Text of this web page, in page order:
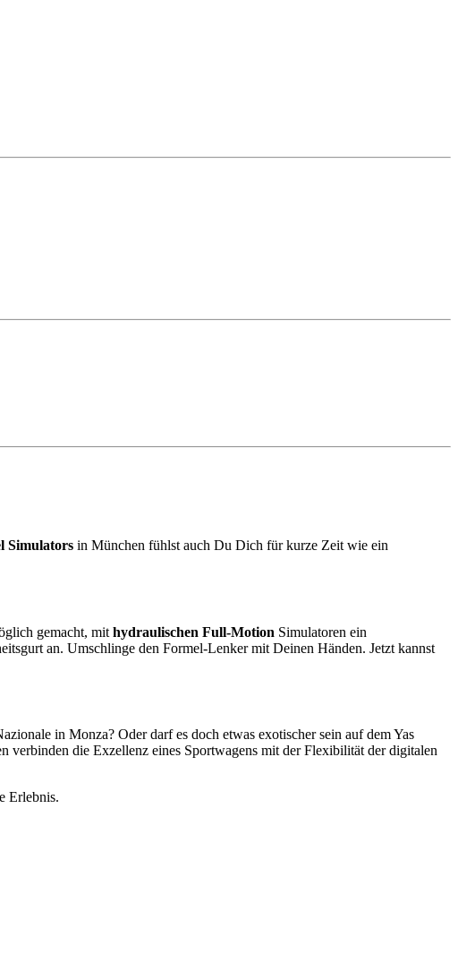
Simulators in München fühlst auch Du Dich für kurze Zeit wie ein
gemacht, mit hydraulischen Full-Motion Simulatoren ein
an. Umschlinge den Formel-Lenker mit Deinen Händen. Jetzt kannst
in Monza? Oder darf es doch etwas exotischer sein auf dem Yas
verbinden die Exzellenz eines Sportwagens mit der Flexibilität der digitalen
Erlebnis.